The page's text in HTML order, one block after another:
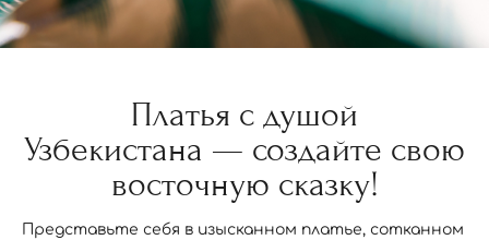
Платья с душой
Узбекистана — создайте свою
восточную сказку!
Представьте себя в изысканном платье, сотканном